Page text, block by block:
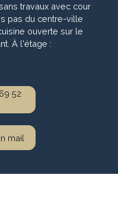
travaux avec cour
pas du centre-ville
ouverte sur le
À l'étage :
52
mail